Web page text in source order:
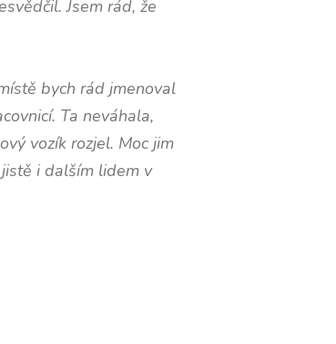
Jsem rád, že
bych rád jmenoval
Ta neváhala,
vozík rozjel. Moc jim
i dalším lidem v